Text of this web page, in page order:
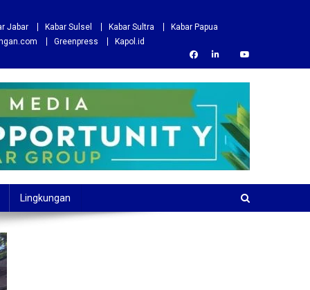
Jabar Kabar Sulsel Kabar Sultra
Kabar Papua
Greenpress Kapol.id
Lingkungan